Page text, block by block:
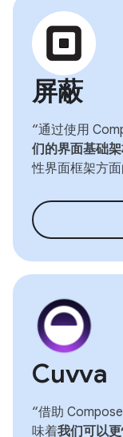
屏蔽
“通过使用
们的界面基础
性界面框架方
Cuvva
“借助
味着我们可以